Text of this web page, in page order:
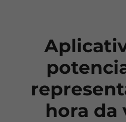
hora da